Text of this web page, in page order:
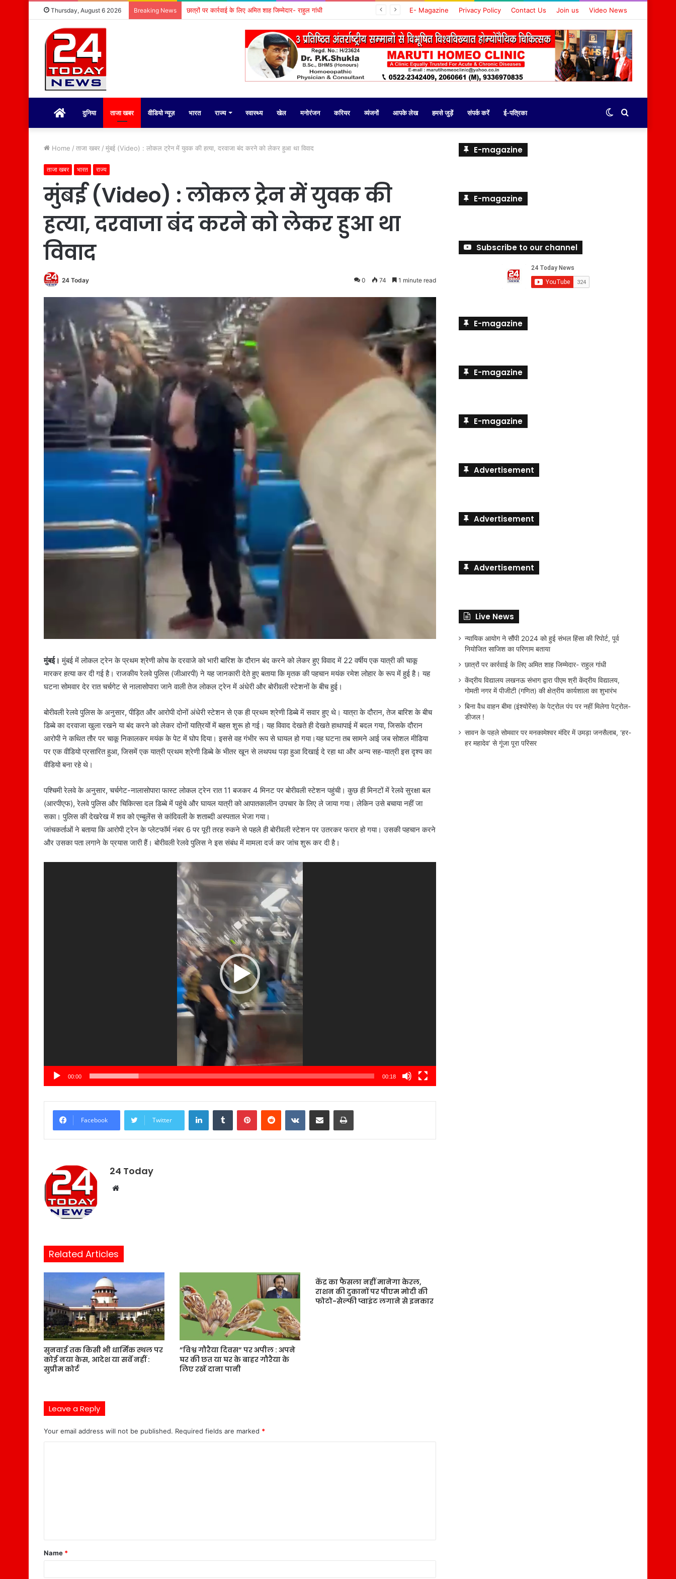
Thursday, August 6 2026 Breaking News छात्रों पर कार्रवाई के लिए अमित शाह जिम्मेदार- राहुल गांधी E- Magazine Privacy Policy Contact Us Join us Video News
होम दुनिया ताजा खबर वीडियो न्यूज़ भारत राज्य स्वास्थ्य खेल मनोरंजन करियर व्यंजनों आपके लेख हमसे जुड़ें संपर्क करें ई-पत्रिका Search
Switch
Home / ताजा खबर / मुंबई (Video) : लोकल ट्रेन में युवक की हत्या, दरवाजा बंद करने को लेकर हुआ था विवाद
ताजा खबर भारत राज्य
मुंबई (Video) : लोकल ट्रेन में युवक की
हत्या, दरवाजा बंद करने को लेकर हुआ था
विवाद
24 Today 0 74 1 minute read
मुंबई। मुंबई में लोकल ट्रेन के प्रथम श्रेणी कोच के दरवाजे को भारी बारिश के दौरान बंद करने को लेकर हुए विवाद में 22 वर्षीय एक यात्री की चाकू
मारकर हत्या कर दी गई है। राजकीय रेलवे पुलिस (जीआरपी) ने यह जानकारी देते हुए बताया कि मृतक की पहचान मयंक रमेश लोहार के रूप में हुई है। यह
घटना सोमवार देर रात चर्चगेट से नालासोपारा जाने वाली तेज लोकल ट्रेन में अंधेरी और बोरीवली स्टेशनों के बीच हुई।
बोरीवली रेलवे पुलिस के अनुसार, पीड़ित और आरोपी दोनों अंधेरी स्टेशन से एक ही प्रथम श्रेणी डिब्बे में सवार हुए थे। यात्रा के दौरान, तेज बारिश के बीच
डिब्बे का दरवाजा खुला रखने या बंद करने को लेकर दोनों यात्रियों में बहस शुरू हो गई। यह विवाद देखते ही देखते हाथापाई में बदल गया, जिसके दौरान
आरोपी ने कथित तौर पर चाकू निकालकर मयंक के पेट में घोप दिया। इससे वह गंभीर रूप से घायल हो गया।यह घटना तब सामने आई जब सोशल मीडिया
पर एक वीडियो प्रसारित हुआ, जिसमें एक यात्री प्रथम श्रेणी डिब्बे के भीतर खून से लथपथ पड़ा हुआ दिखाई दे रहा था और अन्य सह-यात्री इस दृश्य का
वीडियो बना रहे थे।
पश्चिमी रेलवे के अनुसार, चर्चगेट-नालासोपारा फास्ट लोकल ट्रेन रात 11 बजकर 4 मिनट पर बोरीवली स्टेशन पहुंची। कुछ ही मिनटों में रेलवे सुरक्षा बल
(आरपीएफ), रेलवे पुलिस और चिकित्सा दल डिब्बे में पहुंचे और घायल यात्री को आपातकालीन उपचार के लिए ले जाया गया। लेकिन उसे बचाया नहीं जा
सका। पुलिस की देखरेख में शव को एम्बुलेंस से कांदिवली के शताब्दी अस्पताल भेजा गया।
जांचकर्ताओं ने बताया कि आरोपी ट्रेन के प्लेटफॉर्म नंबर 6 पर पूरी तरह रुकने से पहले ही बोरीवली स्टेशन पर उतरकर फरार हो गया। उसकी पहचान करने
और उसका पता लगाने के प्रयास जारी हैं। बोरीवली रेलवे पुलिस ने इस संबंध में मामला दर्ज कर जांच शुरू कर दी है।
00:00 00:18
Facebook Twitter
24 Today
t
e
Related Articles
सुनवाई तक किसी भी धार्मिक स्थल पर
कोई नया केस, आदेश या सर्वे नहीं :
सुप्रीम कोर्ट
”विश्व गौरैया दिवस” पर अपील : अपने
घर की छत या घर के बाहर गौरैया के
लिए रखें दाना पानी
केंद्र का फैसला नहीं मानेगा केरल,
राशन की दुकानों पर पीएम मोदी की
फोटो-सेल्फी प्वाइंट लगाने से इनकार
Leave a Reply
Your email address will not be published. Required fields are marked *
t
*
Name *
E-magazine
E-magazine
Subscribe to our channel
E-magazine
E-magazine
E-magazine
Advertisement
Advertisement
Advertisement
Live News
न्यायिक आयोग ने सौंपी 2024 को हुई संभल हिंसा की रिपोर्ट, पूर्व
नियोजित साजिश का परिणाम बताया
छात्रों पर कार्रवाई के लिए अमित शाह जिम्मेदार- राहुल गांधी
केंद्रीय विद्यालय लखनऊ संभाग द्वारा पीएम श्री केंद्रीय विद्यालय,
गोमती नगर में पीजीटी (गणित) की क्षेत्रीय कार्यशाला का शुभारंभ
बिना वैध वाहन बीमा (इंश्योरेंस) के पेट्रोल पंप पर नहीं मिलेगा पेट्रोल-
डीजल !
सावन के पहले सोमवार पर मनकामेश्वर मंदिर में उमड़ा जनसैलाब, ‘हर-
हर महादेव’ से गूंजा पूरा परिसर